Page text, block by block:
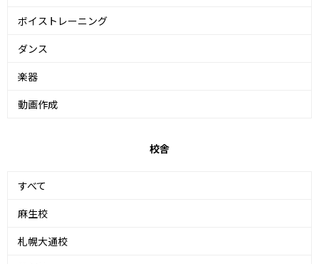
ボイストレーニング
ダンス
楽器
動画作成
校舎
すべて
麻生校
札幌大通校